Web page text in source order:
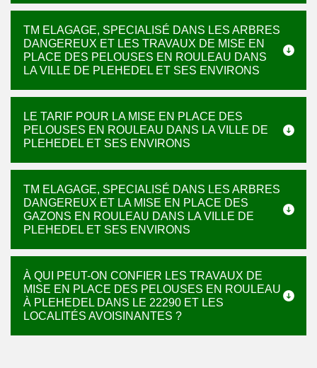
TM ELAGAGE, SPECIALISÉ DANS LES ARBRES
DANGEREUX ET LES TRAVAUX DE MISE EN
PLACE DES PELOUSES EN ROULEAU DANS
LA VILLE DE PLEHEDEL ET SES ENVIRONS
LE TARIF POUR LA MISE EN PLACE DES
PELOUSES EN ROULEAU DANS LA VILLE DE
PLEHEDEL ET SES ENVIRONS
TM ELAGAGE, SPECIALISÉ DANS LES ARBRES
DANGEREUX ET LA MISE EN PLACE DES
GAZONS EN ROULEAU DANS LA VILLE DE
PLEHEDEL ET SES ENVIRONS
À QUI PEUT-ON CONFIER LES TRAVAUX DE
MISE EN PLACE DES PELOUSES EN ROULEAU
À PLEHEDEL DANS LE 22290 ET LES
LOCALITÉS AVOISINANTES ?